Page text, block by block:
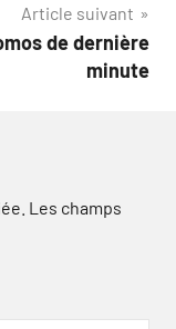
Article suivant
de dernière
minute
Les champs